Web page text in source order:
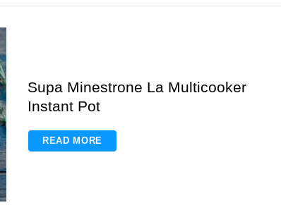
Supa Minestrone La Multicooker
Instant Pot
READ MORE